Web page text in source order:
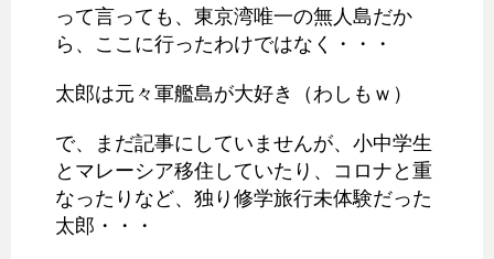
って言っても、東京湾唯一の無人島だか
ら、ここに行ったわけではなく・・・
太郎は元々軍艦島が大好き（わしもｗ）
で、まだ記事にしていませんが、小中学生
とマレーシア移住していたり、コロナと重
なったりなど、独り修学旅行未体験だった
太郎・・・